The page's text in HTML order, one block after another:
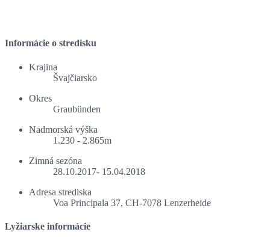
Informácie o stredisku
Krajina
Švajčiarsko
Okres
Graubünden
Nadmorská výška
1.230 - 2.865m
Zimná sezóna
28.10.2017- 15.04.2018
Adresa strediska
Voa Principala 37, CH-7078 Lenzerheide
Lyžiarske informácie